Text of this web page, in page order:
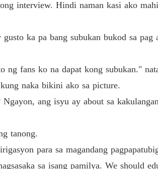
interview. Hindi naman kasi ako
ka pa bang subukan bukod sa pag
ng fans ko na dapat kong subukan."
naka bikini ako sa picture.
ang isyu ay about sa
tanong.
para sa magandang
sa isang pamilya. We should